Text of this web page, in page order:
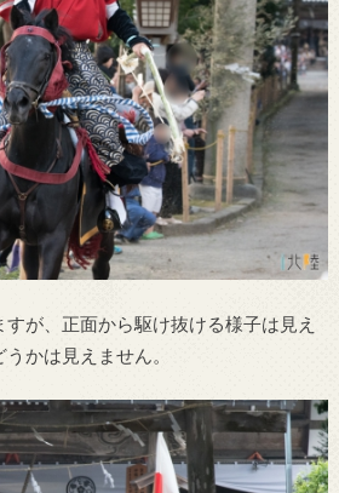
が、正面から駆け抜ける様子は見え
かは見えません。